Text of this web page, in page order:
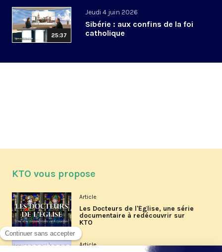
25:37
Jeudi 4 juin 2026
Sibérie : aux confins de la foi
catholique
KTO vous propose
Article
Les Docteurs de l'Église, une série
documentaire à redécouvrir sur
KTO
Article